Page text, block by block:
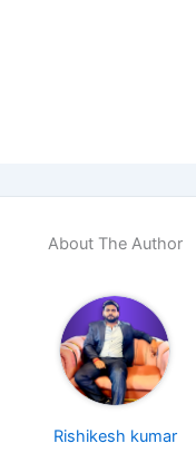
About The Author
Rishikesh kumar